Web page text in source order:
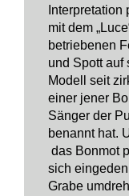
mit dem
betriebenen
und Spott auf
Modell seit
einer jener
Sänger der
benannt hat.
das Bonmot
sich
Grabe